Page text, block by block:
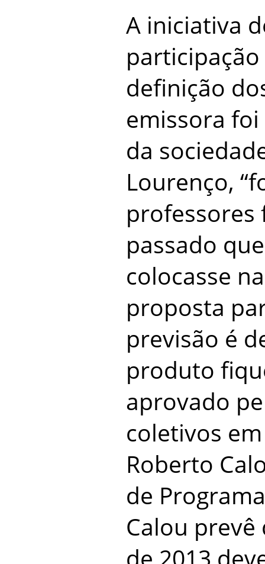
A iniciativa
definição
emissora
da
Lourenço,
professores
passado
colocasse
proposta
previsão é
produto
aprovado
coletivos
Roberto
de
Calou